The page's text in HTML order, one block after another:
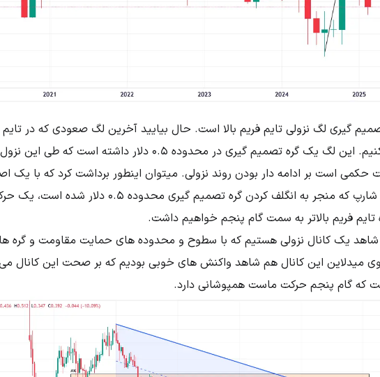
اتفاق افتاده است را بررسی کنیم. این لگ یک گره تصمیم گیری در محدوده 0.5 دلار داشته
است بر ادامه دار بودن روند نزولی. میتوان اینطور برداشت کرد که با یک
بالا و رسیدن به منشا حرکت شارپ که منجر به انگلف کردن گره تصمیم گیری
فریم بالاتر به سمت گام پنجم خواهیم داشت.
شاهد یک کانال نزولی هستیم که با سطوح و محدوده های حمایت مقاومت و گره
میدلاین این کانال هم شاهد واکنش های خوبی بودیم که بر صحت این کانال